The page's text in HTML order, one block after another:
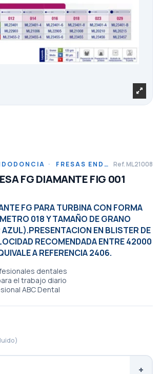
· FRESAS ENDODONCIA Ref.ML21008
FG DIAMANTE FIG 001
FG PARA TURBINA CON FORMA
018 Y TAMAÑO DE GRANO
EN BLISTER DE
RECOMENDADA ENTRE 42000
A REFERENCIA 2406.
dentales
el trabajo diario
ABC Dental